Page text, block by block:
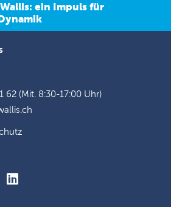
ein Impuls für
62 (Mit. 8:30-17:00 Uhr)